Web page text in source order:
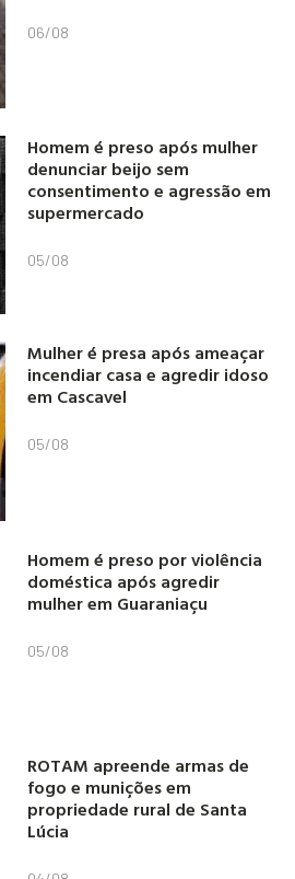
06/08
Homem é preso após mulher
denunciar beijo sem
consentimento e agressão em
supermercado
05/08
Mulher é presa após ameaçar
incendiar casa e agredir idoso
em Cascavel
05/08
Homem é preso por violência
doméstica após agredir
mulher em Guaraniaçu
05/08
ROTAM apreende armas de
fogo e munições em
propriedade rural de Santa
Lúcia